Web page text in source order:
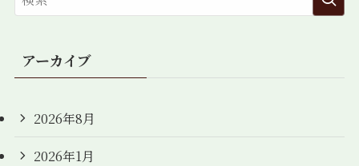
アーカイブ
2026年8月
2026年1月